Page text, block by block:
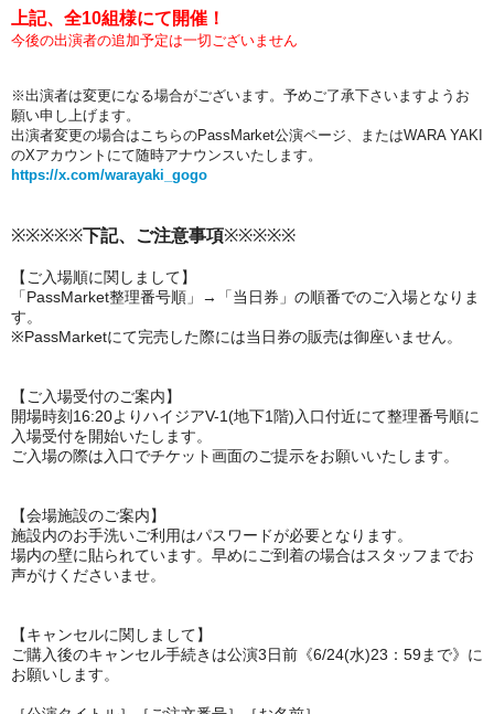
上記、全10組様にて開催！
今後の出演者の追加予定は一切ございません
※出演者は変更になる場合がございます。 予めご了承下さいますようお
願い申し上げます。
出演者変更の場合はこちらのPassMarket公演ページ、
またはWARA YAKI
のXアカウントにて随時アナウンスいたします。
https://x.com/warayaki_gogo
※※※※※下記、ご注意事項※※※※※
【ご入場順に関しまして】
「PassMarket整理番号順」→「当日券」の順番でのご入場となりま
す。
※PassMarketにて完売した際には当日券の販売は御座いません。
【ご入場受付のご案内】
開場時刻16:20よりハイジアV-1(地下1階)入口付近にて整理番号順に
入場受付を開始いたします。
ご入場の際は入口でチケット画面のご提示をお願いいたします。
【会場施設のご案内】
施設内のお手洗いご利用はパスワードが必要となります。
場内の壁に貼られています。早めにご到着の場合はスタッフまでお
声がけくださいませ。
【キャンセルに関しまして】
ご購入後のキャンセル手続きは公演3日前《6/24(水)23：59まで》に
お願いします。